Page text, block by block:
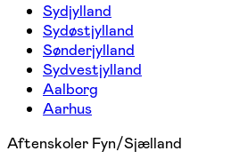
Sydjylland
Sydøstjylland
Sønderjylland
Sydvestjylland
Aalborg
Aarhus
Aftenskoler Fyn/Sjælland